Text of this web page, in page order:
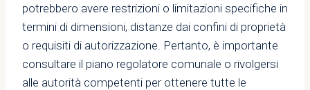
potrebbero avere restrizioni o limitazioni specifiche in
termini di dimensioni, distanze dai confini di proprietà
o requisiti di autorizzazione. Pertanto, è importante
consultare il piano regolatore comunale o rivolgersi
alle autorità competenti per ottenere tutte le